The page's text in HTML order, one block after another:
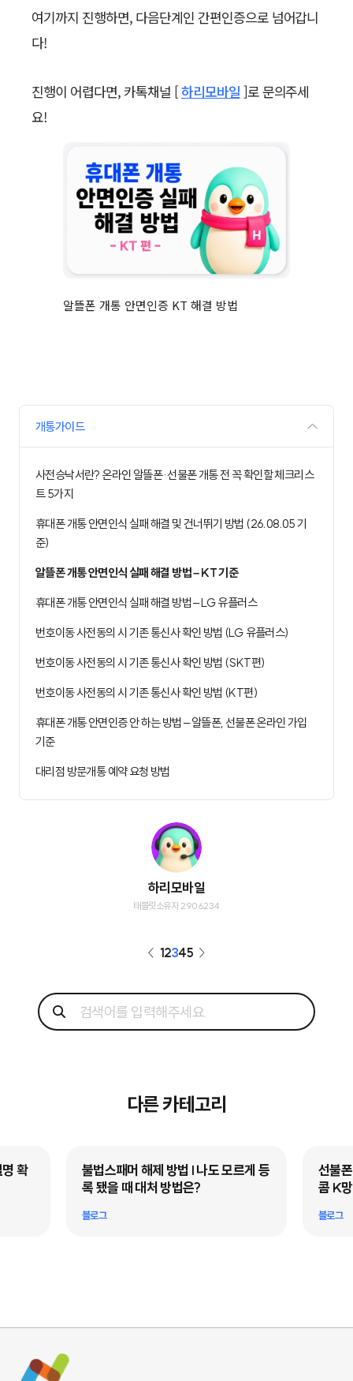
여기까지 진행하면, 다음단계인 간편인증으로 넘어갑니
다!
진행이 어렵다면, 카톡채널 [하리모바일 ]로 문의주세
요!
알뜰폰 개통 안면인증 KT 해결 방법
개통가이드
사전승낙서란? 온라인 알뜰폰·선불폰 개통 전 꼭 확인할 체크리스
트 5가지
휴대폰 개통 안면인식 실패 해결 및 건너뛰기 방법 (26.08.05 기
준)
알뜰폰 개통 안면인식 실패 해결 방법 – KT 기준
휴대폰 개통 안면인식 실패 해결 방법 – LG 유플러스
번호이동 사전동의 시 기존 통신사 확인 방법 (LG 유플러스)
번호이동 사전동의 시 기존 통신사 확인 방법 (SKT편)
번호이동 사전동의 시 기존 통신사 확인 방법 (KT편)
휴대폰 개통 안면인증 안 하는 방법 – 알뜰폰, 선불폰 온라인 가입
기준
대리점 방문개통 예약 요청 방법
하리모바일
태블릿소유자 2906234
12345
다른 카테고리
확
불법스패머 해제 방법 I 나도 모르게 등
록 됐을 때 대처 방법은?
블로그
선불
콤 K
블로그